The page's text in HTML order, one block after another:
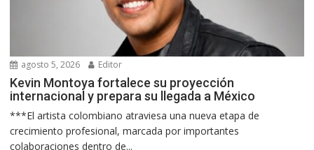
agosto 5, 2026 Editor
Kevin Montoya fortalece su proyección
internacional y prepara su llegada a México
***El artista colombiano atraviesa una nueva etapa de
crecimiento profesional, marcada por importantes
colaboraciones dentro de...